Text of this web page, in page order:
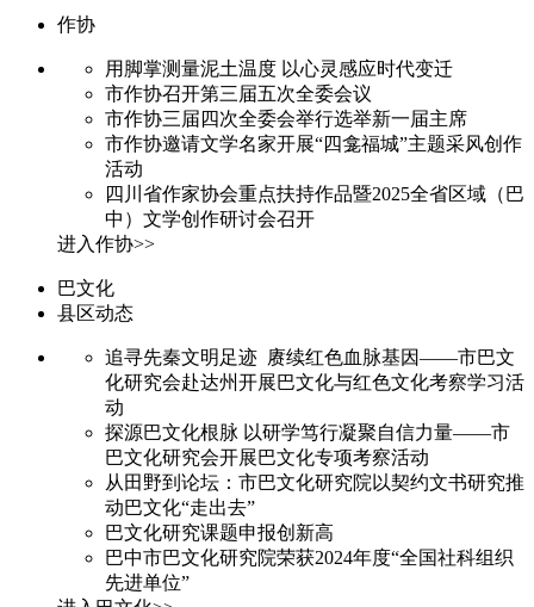
作协
用脚掌测量泥土温度 以心灵感应时代变迁
市作协召开第三届五次全委会议
市作协三届四次全委会举行选举新一届主席
市作协邀请文学名家开展“四龛福城”主题采风创作
活动
四川省作家协会重点扶持作品暨2025全省区域（巴
中）文学创作研讨会召开
进入作协>>
巴文化
县区动态
追寻先秦文明足迹 赓续红色血脉基因——市巴文
化研究会赴达州开展巴文化与红色文化考察学习活
动
探源巴文化根脉 以研学笃行凝聚自信力量——市
巴文化研究会开展巴文化专项考察活动
从田野到论坛：市巴文化研究院以契约文书研究推
动巴文化“走出去”
巴文化研究课题申报创新高
巴中市巴文化研究院荣获2024年度“全国社科组织
先进单位”